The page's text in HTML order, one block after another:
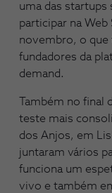
uma das startups
participar na Web
novembro, o que
fundadores da
demand.
Também no final
teste mais
dos Anjos, em
juntaram vários
funciona um
vivo e também